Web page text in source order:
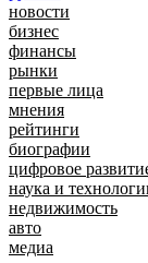
новости
бизнес
финансы
рынки
первые лица
мнения
рейтинги
биографии
цифровое
наука и
недвижимость
авто
медиа